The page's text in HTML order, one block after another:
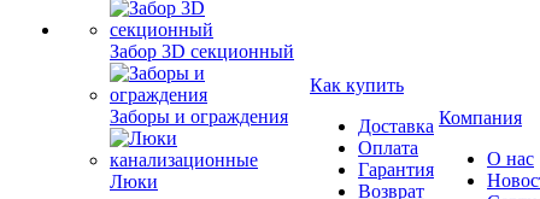
Забор 3D секционный
Заборы и ограждения
Люки
Как купить
Доставка
Оплата
Гарантия
Возврат
Компания
О нас